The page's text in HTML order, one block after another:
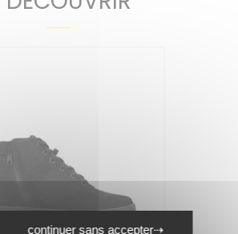
continuer sans accepter